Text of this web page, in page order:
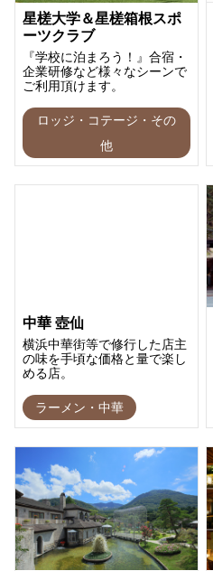
星槎大学＆星槎箱根スポ
ーツクラブ
『学校に泊まろう！』合宿・
企業研修など様々なシーンで
ご利用頂けます。
ロッジ・コテージ・その
他
中華 壺仙
横浜中華街等で修行した店主
の味を手頃な価格と量で楽し
める店。
ラーメン・中華